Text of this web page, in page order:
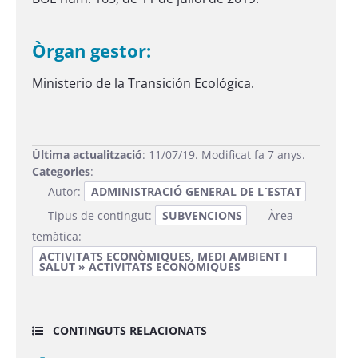
Òrgan gestor:
Ministerio de la Transición Ecológica.
Última actualització: 11/07/19. Modificat fa 7 anys.
Categories:
Autor:
ADMINISTRACIÓ GENERAL DE L´ESTAT
Tipus de contingut:
SUBVENCIONS
Àrea
temàtica:
ACTIVITATS ECONÒMIQUES, MEDI AMBIENT I
SALUT » ACTIVITATS ECONÒMIQUES
CONTINGUTS RELACIONATS